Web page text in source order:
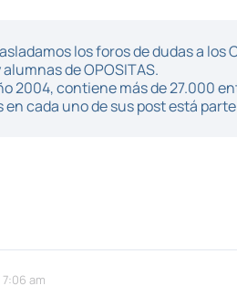
los foros de dudas a
de OPOSITAS.
2004, contiene más de 27.000
cada uno de sus post está
am